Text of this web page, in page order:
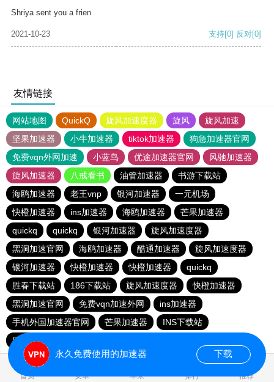
Shriya sent you a frien
2021-10-23 支持[0] 反对[0]
友情链接
网站地图 QuickQ 旋风加速度器 旋风
旋风加速
坚果加速器
小牛加速器 tiktok加速器
狗急加速器官网
免费vqn外网加速
小蓝鸟 优途加速器官网
风驰加速器
旋风加速器
八戒看书 油管加速器
书游下载站
海鸥加速器
老王vnp 银河加速器
一元机场
快橙加速器
ins加速器 海鸥加速器
芒果加速器
quickq
quickq 银河加速器
旋风加速度器
黑洞加速官网
海鸥加速器 酷通加速器
旋风加速度器
银河加速器
快橙加速器 快橙加速器
quickq
胜春下载站
186下载站 旋风加速度器
快橙加速器
黑洞加速官网
免费vqn加速外网
ins加速器
手机外国加速器官网
芒果加速器
INS下载站
目标下载站
首页 安卓 苹果 排行 推荐
永久免费使用的加速器 下载
0.069309s